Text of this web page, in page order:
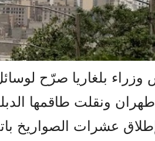
وزراء بلغاريا صرّح
ونقلت طاقمها
إطلاق عشرات الصواريخ